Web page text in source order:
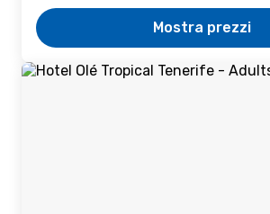
Mostra prezzi